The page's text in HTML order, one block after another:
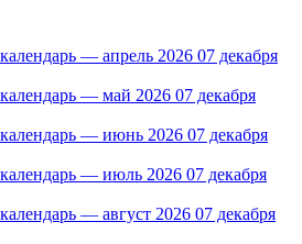
— апрель 2026 07 декабря
— май 2026 07 декабря
— июнь 2026 07 декабря
— июль 2026 07 декабря
— август 2026 07 декабря